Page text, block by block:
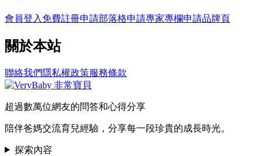
會員登入 免費註冊申請部落格申請專家專欄申請品牌頁
關於本站
聯絡我們 隱私權政策服務條款
超過數萬位網友的問答和心得分享
陪伴爸媽交流育兒經驗，分享每一段珍貴的成長時光。
探索內容